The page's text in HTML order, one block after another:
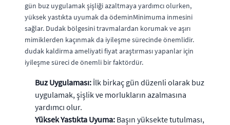
gün buz uygulamak şişliği azaltmaya yardımcı olurken,
yüksek yastıkta uyumak da ödeminMinimuma inmesini
sağlar. Dudak bölgesini travmalardan korumak ve aşırı
mimiklerden kaçınmak da iyileşme sürecinde önemlidir.
dudak kaldirma ameliyati fiyat araştırması yapanlar için
iyileşme süreci de önemli bir faktördür.
Buz Uygulaması: İlk birkaç gün düzenli olarak buz
uygulamak, şişlik ve morlukların azalmasına
yardımcı olur.
Yüksek Yastıkta Uyuma: Başın yüksekte tutulması,